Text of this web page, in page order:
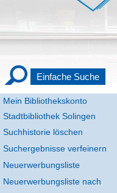
Mein Bibliothekskonto
Stadtbibliothek Solingen
Einfache Suche
Suchhistorie löschen
Suchergebnisse verfeinern
Neuerwerbungsliste
Neuerwerbungsliste nach